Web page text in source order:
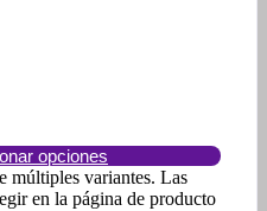
opciones
múltiples variantes. Las
en la página de producto